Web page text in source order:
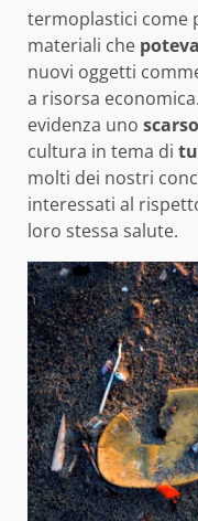
termoplastici come
materiali che
nuovi oggetti
a risorsa
evidenza uno
cultura in tema di
molti dei nostri
interessati al
loro stessa salute.